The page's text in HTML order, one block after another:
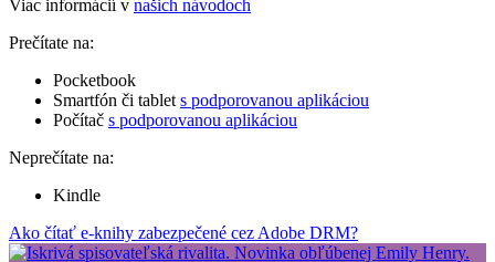
Viac informácií v našich návodoch
Prečítate na:
Pocketbook
Smartfón či tablet s podporovanou aplikáciou
Počítač s podporovanou aplikáciou
Neprečítate na:
Kindle
Ako čítať e-knihy zabezpečené cez Adobe DRM?